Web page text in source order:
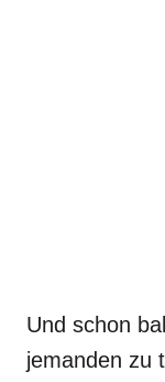
Und schon
jemanden zu